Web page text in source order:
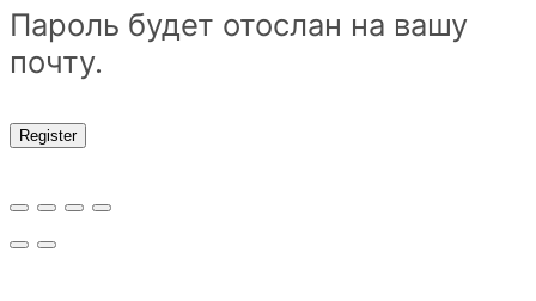
Пароль будет отослан на вашу
почту.
Register